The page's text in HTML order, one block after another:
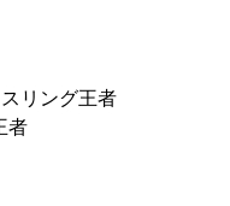
リング王者
者